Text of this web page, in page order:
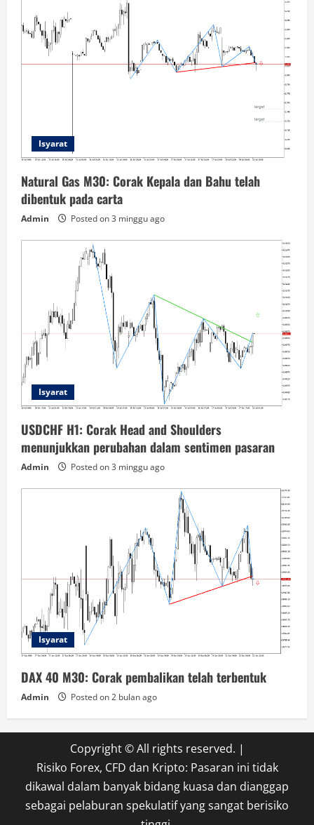
Isyarat
Natural Gas M30: Corak Kepala dan Bahu telah
dibentuk pada carta
Admin Posted on 3 minggu ago
Isyarat
USDCHF H1: Corak Head and Shoulders
menunjukkan perubahan dalam sentimen pasaran
Admin Posted on 3 minggu ago
Isyarat
DAX 40 M30: Corak pembalikan telah terbentuk
Admin Posted on 2 bulan ago
Copyright © All rights reserved. |
Risiko Forex, CFD dan Kripto: Pasaran ini tidak
dikawal dalam banyak bidang kuasa dan dianggap
sebagai pelaburan spekulatif yang sangat berisiko